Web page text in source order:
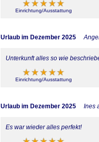
Einrichtung/Ausstattung
Urlaub im Dezember 2025
Unterkunft alles so wie
Einrichtung/Ausstattung
Urlaub im Dezember 2025 Ines
Es war wieder alles perfekt!